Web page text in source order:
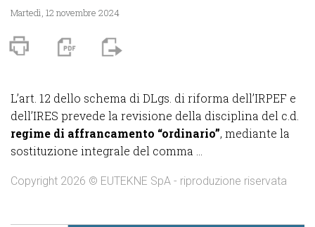
Martedì, 12 novembre 2024
L’art. 12 dello schema di DLgs. di riforma dell’IRPEF e
dell’IRES prevede la revisione della disciplina del c.d.
regime di affrancamento “ordinario”, mediante la
sostituzione integrale del comma ...
Copyright 2026 © EUTEKNE SpA - riproduzione riservata